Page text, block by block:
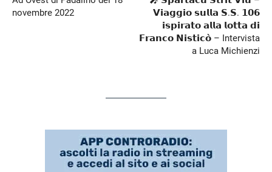
novembre 2022
𝗩𝗶𝗮𝗴𝗴𝗶𝗼 𝘀𝘂𝗹𝗹𝗮 𝗦.𝗦. 𝟭𝟬𝟲
𝗶𝘀𝗽𝗶𝗿𝗮𝘁𝗼 𝗮𝗹𝗹𝗮 𝗹𝗼𝘁𝘁𝗮 𝗱𝗶
𝗙𝗿𝗮𝗻𝗰𝗼 𝗡𝗶𝘀𝘁𝗶𝗰𝗼̀ – Intervista
a Luca Michienzi